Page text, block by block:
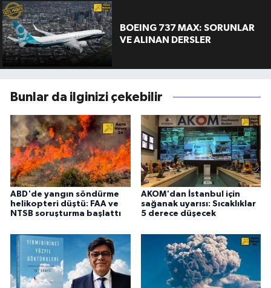
BOEING 737 MAX: SORUNLAR
VE ALINAN DERSLER
Bunlar da ilginizi çekebilir
ABD'de yangın söndürme
helikopteri düştü: FAA ve
NTSB soruşturma başlattı
AKOM'dan İstanbul için
sağanak uyarısı: Sıcaklıklar
5 derece düşecek